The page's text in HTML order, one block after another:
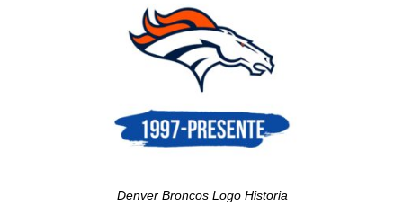
Denver Broncos Logo Historia